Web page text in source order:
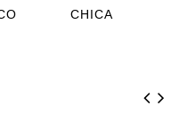
CHICA